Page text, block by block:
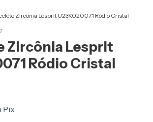
Zircônia Lesprit U23K020071 Ródio Cristal
Zircônia Lesprit
Ródio Cristal
Pix